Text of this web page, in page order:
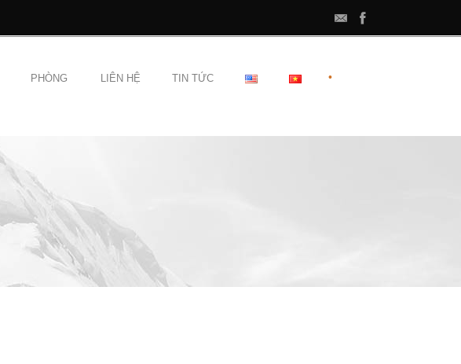
PHÒNG LIÊN HỆ TIN TỨC •